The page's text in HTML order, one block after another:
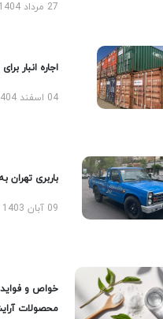
27 مرداد 1404
اجاره انبار
04 اسفند 1404
باربری تهران
09 آبان 1403
خواص و فواید
محصولات